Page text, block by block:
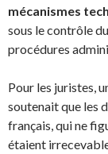
mécanismes
sous le contrôle
procédures
Pour les juristes,
soutenait que les
français, qui ne
étaient